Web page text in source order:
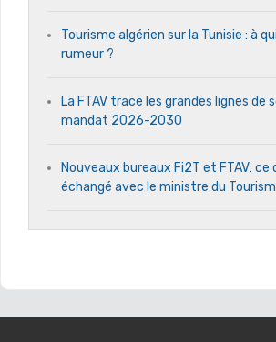
Tourisme algérien sur la Tunisie : à
rumeur ?
La FTAV trace les grandes lignes de
mandat 2026-2030
Nouveaux bureaux Fi2T et FTAV: ce
échangé avec le ministre du